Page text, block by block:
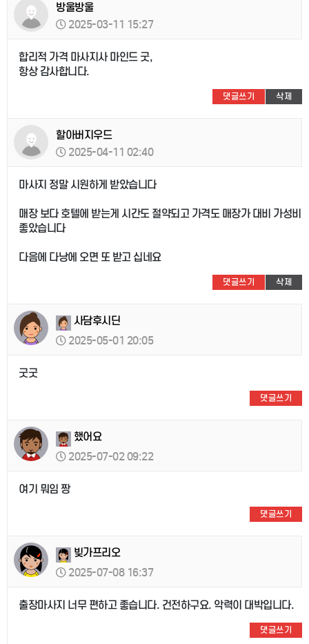
방울방울
2025-03-11 15:27
합리적 가격 마사지사 마인드 굿,
항상 감사합니다.
댓글쓰기 삭제
할아버지우드
2025-04-11 02:40
마사지 정말 시원하게 받았습니다
매장 보다 호텔에 받는게 시간도 절약되고 가격도 매장가 대비 가성비
좋았습니다
다음에 다낭에 오면 또 받고 십네요
댓글쓰기 삭제
사담후시딘
2025-05-01 20:05
굿굿
댓글쓰기
했어요
2025-07-02 09:22
여기 뭐임 짱
댓글쓰기
빚가프리오
2025-07-08 16:37
출장마사지 너무 편하고 좋습니다. 건전하구요. 악력이 대박입니다.
댓글쓰기